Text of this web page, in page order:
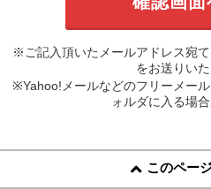
※ご記入頂いたメールアドレス宛
をお送りいた
※Yahoo!メールなどのフリーメー
ォルダに入る場合
このペー